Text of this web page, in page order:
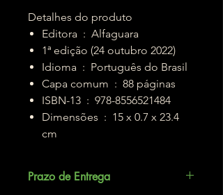
Detalhes do produto
Editora ‏ : ‎ Alfaguara
1ª edição (24 outubro 2022)
Idioma ‏ : ‎ Português do Brasil
Capa comum ‏ : ‎ 88 páginas
ISBN-13 ‏ : ‎ 978-8556521484
Dimensões ‏ : ‎ 15 x 0.7 x 23.4
cm
Prazo de Entrega